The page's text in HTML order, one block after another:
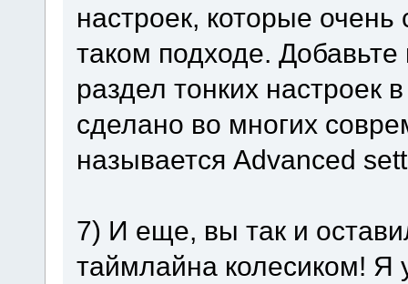
настроек, которые
таком подходе.
раздел тонких настроек
сделано во многих
называется Advanced
7) И еще, вы так и
таймлайна колесиком! Я